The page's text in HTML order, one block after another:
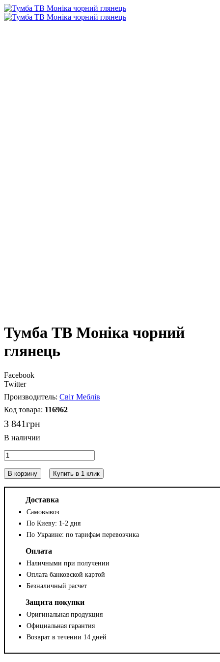
Тумба ТВ Моніка чорний
глянець
Facebook
Twitter
Світ Меблів
116962
3 841грн
В корзину Купить в 1 клик
Доставка
Самовывоз
По Киеву: 1-2 дня
По Украине: по тарифам перевозчика
Оплата
Наличными при получении
Оплата банковской картой
Безналичный расчет
Защита покупки
Оригинальная продукция
Официальная гарантия
Возврат в течении 14 дней